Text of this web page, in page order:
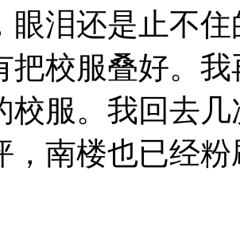
眼泪还是止不
把校服叠好。
校服。我回去
，南楼也已经